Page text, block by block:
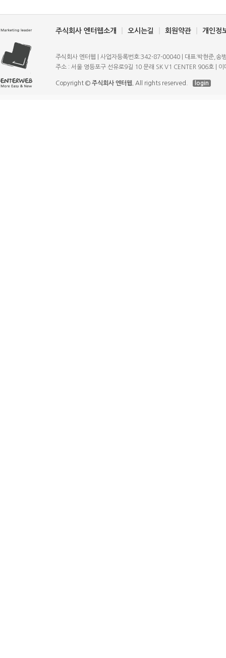
주식회사 엔터웹소개 오시는길 회원약관 개인정
주식회사 엔터웹 | 사업자등록번호:342-87-00040 | 대표:박현준,
주소 : 서울 영등포구 선유로9길 10 문래 SK V1 CENTER 906호 |
Copyright © 주식회사 엔터웹. All rights reserved. login